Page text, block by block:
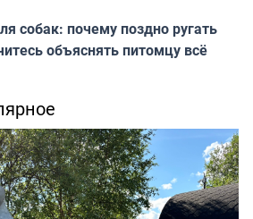
собак: почему поздно ругать
объяснять питомцу всё